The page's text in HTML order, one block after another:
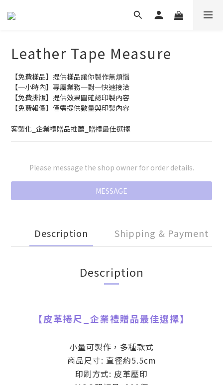
Leather Tape Measure
【免費樣品】提供樣品讓你製作無煩惱
【一小時內】專屬業務一對一快速接洽
【免費排版】提供效果圖確認印製內容
【免費報價】僅需提供數量與印製內容
客製化_企業禮贈品推薦_贈禮最佳選擇
Please message the shop owner for order details.
MESSAGE
Description Shipping & Payment
Description
【皮革捲尺 企業禮贈品最佳選擇】
小量可製作，多種款式
商品尺寸: 直徑約5.5cm
印刷方式: 皮革壓印